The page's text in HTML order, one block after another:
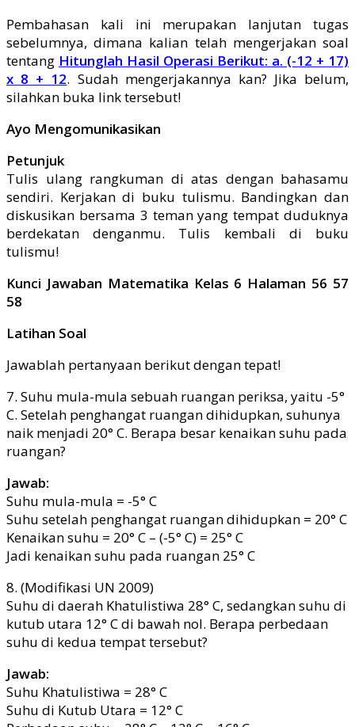
Pembahasan kali ini merupakan lanjutan tugas
sebelumnya, dimana kalian telah mengerjakan soal
tentang Hitunglah Hasil Operasi Berikut: a. (-12 + 17)
x 8 + 12. Sudah mengerjakannya kan? Jika belum,
silahkan buka link tersebut!
Ayo Mengomunikasikan
Petunjuk
Tulis ulang rangkuman di atas dengan bahasamu
sendiri. Kerjakan di buku tulismu. Bandingkan dan
diskusikan bersama 3 teman yang tempat duduknya
berdekatan denganmu. Tulis kembali di buku
tulismu!
Kunci Jawaban Matematika Kelas 6 Halaman 56 57
58
Latihan Soal
Jawablah pertanyaan berikut dengan tepat!
7. Suhu mula-mula sebuah ruangan periksa, yaitu -5°
C. Setelah penghangat ruangan dihidupkan, suhunya
naik menjadi 20° C. Berapa besar kenaikan suhu pada
ruangan?
Jawab:
Suhu mula-mula = -5° C
Suhu setelah penghangat ruangan dihidupkan = 20° C
Kenaikan suhu = 20° C – (-5° C) = 25° C
Jadi kenaikan suhu pada ruangan 25° C
8. (Modifikasi UN 2009)
Suhu di daerah Khatulistiwa 28° C, sedangkan suhu di
kutub utara 12° C di bawah nol. Berapa perbedaan
suhu di kedua tempat tersebut?
Jawab:
Suhu Khatulistiwa = 28° C
Suhu di Kutub Utara = 12° C